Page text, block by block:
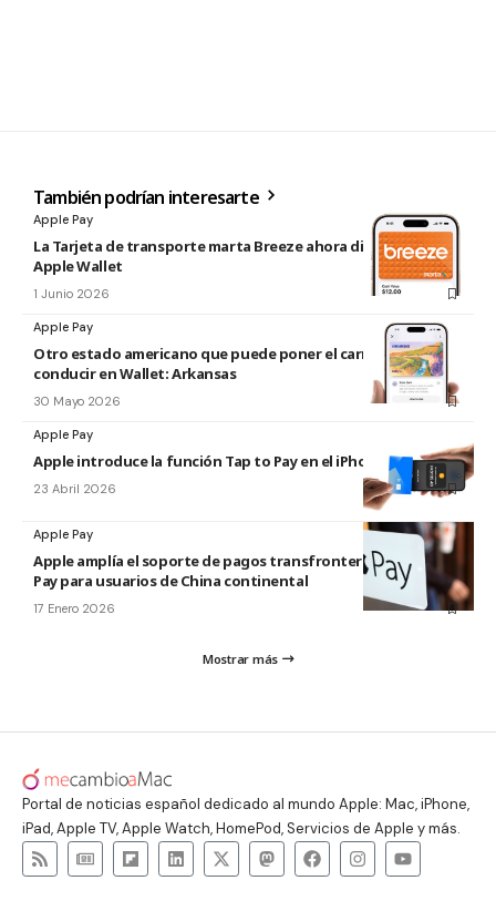
También podrían interesarte
Apple Pay
La Tarjeta de transporte marta Breeze ahora disponible en
Apple Wallet
1 Junio 2026
Apple Pay
Otro estado americano que puede poner el carnet de
conducir en Wallet: Arkansas
30 Mayo 2026
Apple Pay
Apple introduce la función Tap to Pay en el iPhone en Malasia
23 Abril 2026
Apple Pay
Apple amplía el soporte de pagos transfronterizos de Apple
Pay para usuarios de China continental
17 Enero 2026
Mostrar más
Portal de noticias español dedicado al mundo Apple: Mac, iPhone,
iPad, Apple TV, Apple Watch, HomePod, Servicios de Apple y más.